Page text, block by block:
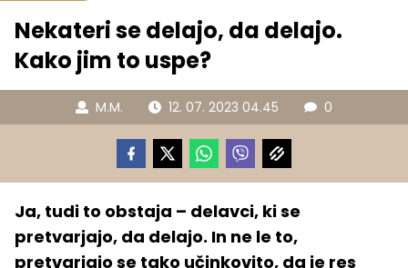
Nekateri se delajo, da delajo.
Kako jim to uspe?
M.M. 12. 07. 2023 04.45 0
Ja, tudi to obstaja – delavci, ki se
pretvarjajo, da delajo. In ne le to,
pretvarjajo se tako učinkovito, da je res